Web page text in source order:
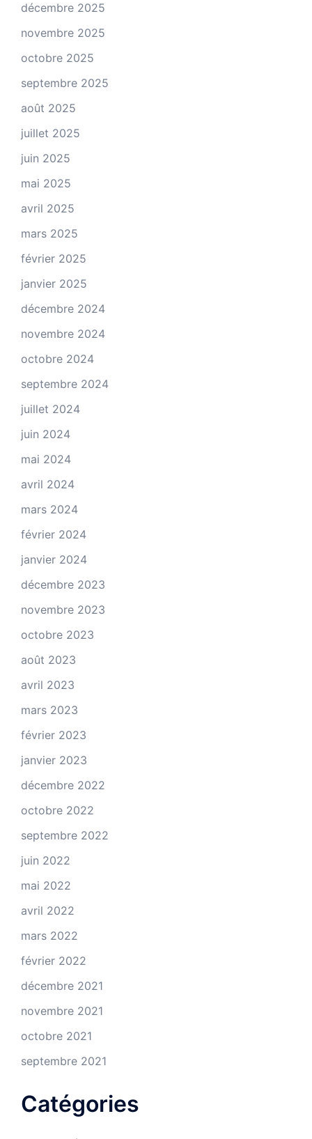
décembre 2025
novembre 2025
octobre 2025
septembre 2025
août 2025
juillet 2025
juin 2025
mai 2025
avril 2025
mars 2025
février 2025
janvier 2025
décembre 2024
novembre 2024
octobre 2024
septembre 2024
juillet 2024
juin 2024
mai 2024
avril 2024
mars 2024
février 2024
janvier 2024
décembre 2023
novembre 2023
octobre 2023
août 2023
avril 2023
mars 2023
février 2023
janvier 2023
décembre 2022
octobre 2022
septembre 2022
juin 2022
mai 2022
avril 2022
mars 2022
février 2022
décembre 2021
novembre 2021
octobre 2021
septembre 2021
Catégories